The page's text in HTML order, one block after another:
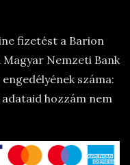
fizetést a Barion
Nemzeti Bank
száma:
hozzám nem